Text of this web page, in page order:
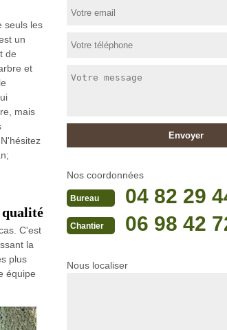
seuls les
un
de
et
mais
qualité
C'est
la
plus
équipe
Nos coordonnées
Bureau 04 82 29
Chantier 06 98 42
Nous localiser